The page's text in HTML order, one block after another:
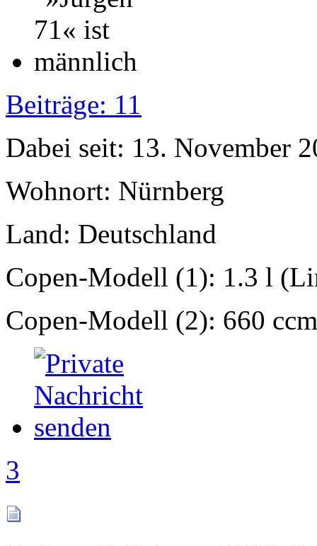
Beiträge: 11
Dabei seit: 13. November
Wohnort: Nürnberg
Land: Deutschland
Copen-Modell (1): 1.3 l
Copen-Modell (2): 660
3